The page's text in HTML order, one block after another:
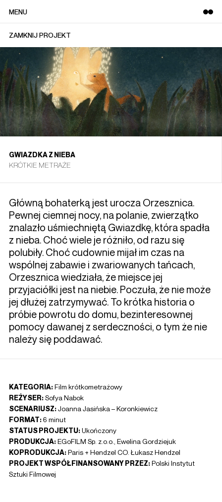
HOME
ZAMKNIJ PROJEKT
GWIAZDKA Z NIEBA
KRÓTKIE METRAŻE
Główną bohaterką jest urocza Orzesznica.
Pewnej ciemnej nocy, na polanie, zwierzątko
znalazło uśmiechniętą Gwiazdkę, która spadła
z nieba. Choć wiele je różniło, od razu się
polubiły. Choć cudownie mijał im czas na
wspólnej zabawie i zwariowanych tańcach,
Orzesznica wiedziała, że miejsce jej
przyjaciółki jest na niebie. Poczuła, że nie może
jej dłużej zatrzymywać. To krótka historia o
próbie powrotu do domu, bezinteresownej
pomocy dawanej z serdeczności, o tym że nie
należy się poddawać.
KATEGORIA:Film krótkometrażowy
REŻYSER:Sofya Nabok
SCENARIUSZ:Joanna Jasińska – Koronkiewicz
FORMAT:6 minut
STATUS PROJEKTU:Ukończony
PRODUKCJA:EGoFILM Sp. z.o.o., Ewelina Gordziejuk
KOPRODUKCJA:Paris + Hendzel CO. Łukasz Hendzel
PROJEKT WSPÓŁFINANSOWANY PRZEZ:Polski Instytut
Sztuki Filmowej